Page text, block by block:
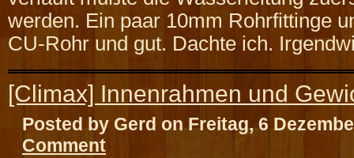
werden. Ein paar 10mm Rohrfittinge
CU-Rohr und gut. Dachte ich.
[Climax] Innenrahmen und
Posted by Gerd on Freitag, 6
Comment